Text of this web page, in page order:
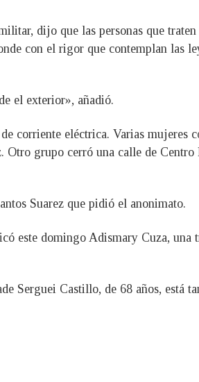
dijo que las personas que
con el rigor que contemplan las
el exterior», añadió.
corriente eléctrica. Varias mujeres
Otro grupo cerró una calle de Centro
Suarez que pidió el anonimato.
este domingo Adismary Cuza, una
Serguei Castillo, de 68 años, está